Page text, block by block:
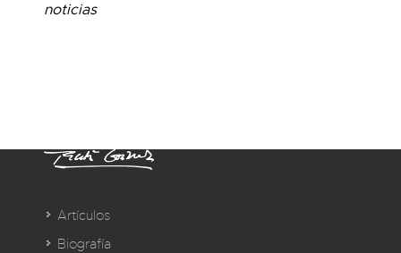
noticias
Artículos
Biografía